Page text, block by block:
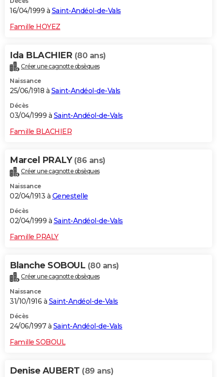
16/04/1999 à Saint-Andéol-de-Vals
Famille HOYEZ
Ida BLACHIER (80 ans)
Créer une cagnotte obsèques
Naissance
25/06/1918 à Saint-Andéol-de-Vals
Décès
03/04/1999 à Saint-Andéol-de-Vals
Famille BLACHIER
Marcel PRALY (86 ans)
Créer une cagnotte obsèques
Naissance
02/04/1913 à Genestelle
Décès
02/04/1999 à Saint-Andéol-de-Vals
Famille PRALY
Blanche SOBOUL (80 ans)
Créer une cagnotte obsèques
Naissance
31/10/1916 à Saint-Andéol-de-Vals
Décès
24/06/1997 à Saint-Andéol-de-Vals
Famille SOBOUL
Denise AUBERT (89 ans)